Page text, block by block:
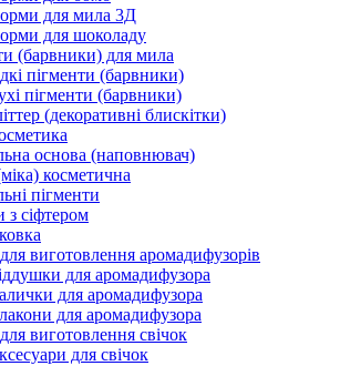
для мила 3Д
для шоколаду
(барвники) для мила
пігменти (барвники)
пігменти (барвники)
(декоративні блискітки)
основа (наповнювач)
косметична
пігменти
з сіфтером
виготовлення аромадифузорів
для аромадифузора
для аромадифузора
для аромадифузора
виготовлення свічок
для свічок